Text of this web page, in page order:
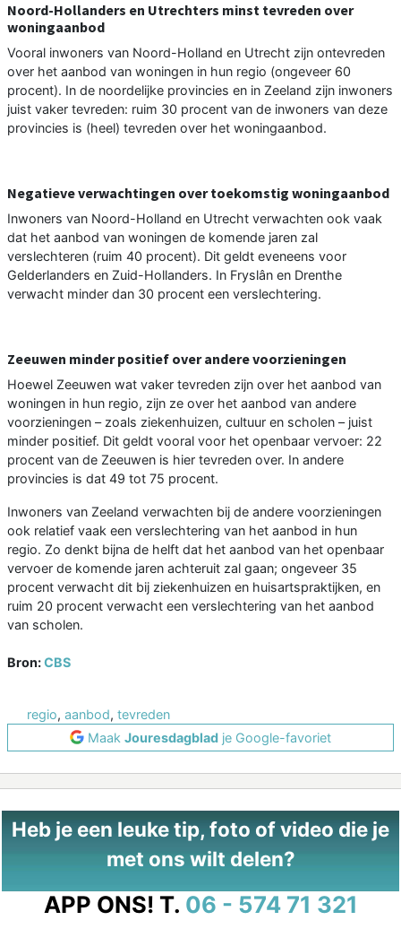
Noord-Hollanders en Utrechters minst tevreden over
woningaanbod
Vooral inwoners van Noord-Holland en Utrecht zijn ontevreden
over het aanbod van woningen in hun regio (ongeveer 60
procent). In de noordelijke provincies en in Zeeland zijn inwoners
juist vaker tevreden: ruim 30 procent van de inwoners van deze
provincies is (heel) tevreden over het woningaanbod.
Negatieve verwachtingen over toekomstig woningaanbod
Inwoners van Noord-Holland en Utrecht verwachten ook vaak
dat het aanbod van woningen de komende jaren zal
verslechteren (ruim 40 procent). Dit geldt eveneens voor
Gelderlanders en Zuid-Hollanders. In Fryslân en Drenthe
verwacht minder dan 30 procent een verslechtering.
Zeeuwen minder positief over andere voorzieningen
Hoewel Zeeuwen wat vaker tevreden zijn over het aanbod van
woningen in hun regio, zijn ze over het aanbod van andere
voorzieningen – zoals ziekenhuizen, cultuur en scholen – juist
minder positief. Dit geldt vooral voor het openbaar vervoer: 22
procent van de Zeeuwen is hier tevreden over. In andere
provincies is dat 49 tot 75 procent.
Inwoners van Zeeland verwachten bij de andere voorzieningen
ook relatief vaak een verslechtering van het aanbod in hun
regio. Zo denkt bijna de helft dat het aanbod van het openbaar
vervoer de komende jaren achteruit zal gaan; ongeveer 35
procent verwacht dit bij ziekenhuizen en huisartspraktijken, en
ruim 20 procent verwacht een verslechtering van het aanbod
van scholen.
Bron:CBS
regio, aanbod, tevreden
Maak Jouresdagblad je Google-favoriet
Heb je een leuke tip, foto of video die je
met ons wilt delen?
APP ONS! T. 06 - 574 71 321